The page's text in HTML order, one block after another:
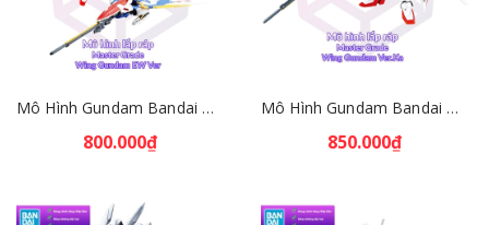
Mô Hình Gundam Bandai MG Wing Gundam EW Ver 1/100 Gundam W EW [GDB] [BMG]
800.000₫
Mô Hình Gundam Bandai MG Wing Gundam Ver.Ka 1/100 Gundam W EW [GDB] [BMG]
850.000₫